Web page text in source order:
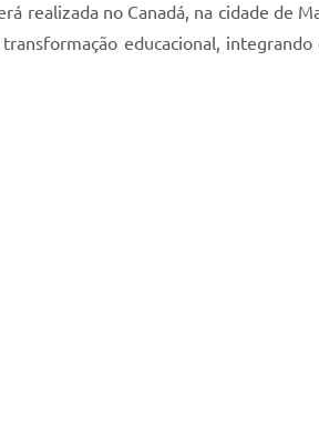
realizada no Canadá, na cidade de
educacional, integrando